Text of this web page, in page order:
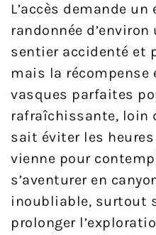
L’accès demande
randonnée
sentier accidenté et
mais la récompense
vasques parfaites
rafraîchissante, loin
sait éviter les heures
vienne pour
s’aventurer en
inoubliable, surtout
prolonger